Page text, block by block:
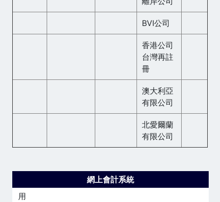
BVI公司
香港公司
台灣再註
冊
澳大利亞
有限公司
北愛爾蘭
有限公司
網上會計系統
用